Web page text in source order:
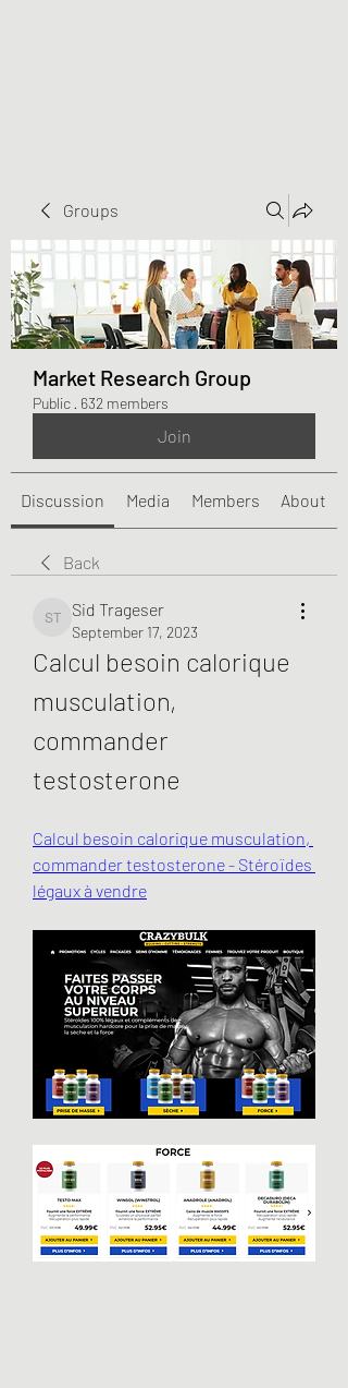
Groups
Market Research Group
Public · 632 members
Join
Discussion Media Members About
Back
Sid Trageser
Sid Trageser
September 17, 2023
Calcul besoin calorique
musculation,
commander
testosterone
Calcul besoin calorique musculation,
commander testosterone - Stéroïdes
légaux à vendre